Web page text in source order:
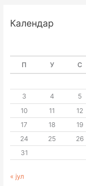
Календар
П У С
3
4 5
10
11 12
17
18 19
24
25 26
31
« јул